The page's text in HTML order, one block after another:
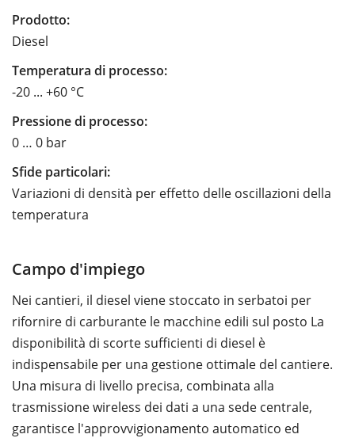
Prodotto:
Diesel
Temperatura di processo:
-20 ... +60 °C
Pressione di processo:
0 … 0 bar
Sfide particolari:
Variazioni di densità per effetto delle oscillazioni della
temperatura
Campo d'impiego
Nei cantieri, il diesel viene stoccato in serbatoi per
rifornire di carburante le macchine edili sul posto La
disponibilità di scorte sufficienti di diesel è
indispensabile per una gestione ottimale del cantiere.
Una misura di livello precisa, combinata alla
trasmissione wireless dei dati a una sede centrale,
garantisce l'approvvigionamento automatico ed